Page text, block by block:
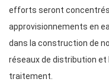
efforts seront concentrés
approvisionnements en
dans la construction de
réseaux de distribution
traitement.